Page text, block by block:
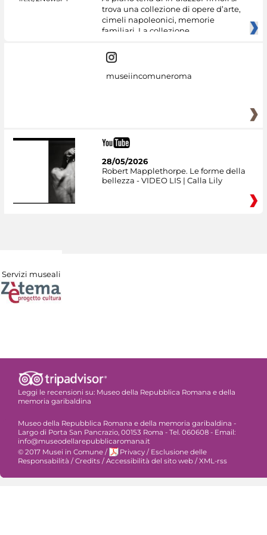
trova una collezione di opere d’arte,
cimeli napoleonici, memorie
familiari. La collezione
museiincomuneroma
28/05/2026
Robert Mapplethorpe. Le forme della
bellezza - VIDEO LIS | Calla Lily
Servizi museali
Leggi le recensioni su: Museo della Repubblica Romana e della
memoria garibaldina
Museo della Repubblica Romana e della memoria garibaldina -
Largo di Porta San Pancrazio, 00153 Roma - Tel. 060608 - Email:
info@museodellarepubblicaromana.it
© 2017 Musei in Comune / Privacy / Esclusione delle
Responsabilità / Credits / Accessibilità del sito web / XML-rss